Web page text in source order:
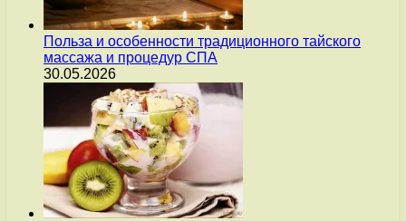
Польза и особенности традиционного тайского
массажа и процедур СПА
30.05.2026